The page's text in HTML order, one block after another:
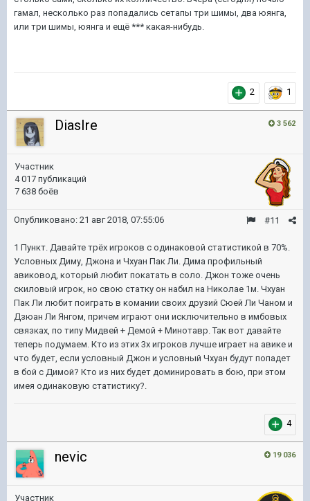
гамал, несколько раз попадались сетапы три шимы, два юянга,
или три шимы, юянга и ещё *** какая-нибудь.
2 1
3 562
DiasIre
Участник
4 017 публикаций
7 638 боёв
#11
Опубликовано: 21 авг 2018, 07:55:06
1 Пункт. Давайте трёх игроков с одинаковой статистикой в 70%.
Условных Диму, Джона и Чхуан Пак Ли. Дима профильный
авиковод, который любит покатать в соло. Джон тоже очень
скиловый игрок, но свою статку он набил на Николае 1м. Чхуан
Пак Ли любит поиграть в комании своих друзий Сюей Ли Чаном и
Дзюан Ли Янгом, причем играют они исключительно в имбовых
связках, по типу Мидвей + Демой + Минотавр. Так вот давайте
теперь подумаем. Кто из этих 3х игроков лучше играет на авике и
что будет, если условный Джон и условный Чхуан будут попадет
в бой с Димой? Кто из них будет доминировать в бою, при этом
имея одинаковую статистику?.
4
19 036
nevic
Участник